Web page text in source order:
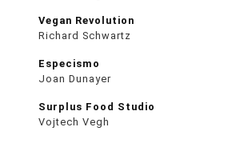
Vegan Revolution
Richard Schwartz
Especismo
Joan Dunayer
Surplus Food Studio
Vojtech Vegh